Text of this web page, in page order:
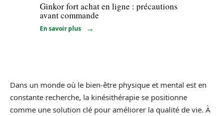
Ginkor fort achat en ligne : précautions
avant commande
En savoir plus
Dans un monde où le bien-être physique et mental est en
constante recherche, la kinésithérapie se positionne
comme une solution clé pour améliorer la qualité de vie. À